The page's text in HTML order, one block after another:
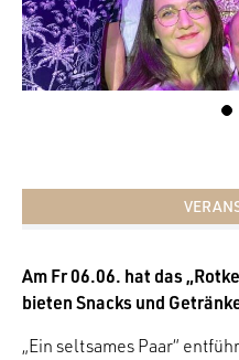
Am Fr 06.06. hat das
bieten Snacks und
„Ein seltsames Paar“